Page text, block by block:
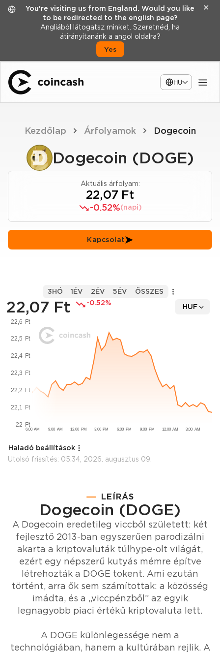
You're visiting us from England. Would you like
to be redirected to the english page?
Angliából látogatsz minket. Szeretnéd, ha
átirányítanánk a angol oldalra?
Yes
✕
HU
Kezdőlap Árfolyamok Dogecoin
Dogecoin (DOGE)
Aktuális árfolyam:
22,07 Ft
-0.52%(napi)
Kapcsolat
22,07 Ft -0.52% HUF
3HÓ 1ÉV 2ÉV 5ÉV ÖSSZES
Haladó beállítások
Utolsó frissítés: 05:34, 2026. augusztus 09.
LEÍRÁS
Dogecoin (DOGE)
A Dogecoin eredetileg viccből született: két
fejlesztő 2013-ban egyszerűen parodizálni
akarta a kriptovaluták túlhype-olt világát,
ezért egy népszerű kutyás mémre építve
létrehozták a DOGE tokent. Ami ezután
történt, arra ők sem számítottak: a közösség
imádta, és a „viccpénzből” az egyik
legnagyobb piaci értékű kriptovaluta lett.
A DOGE különlegessége nem a
technológiában, hanem a kultúrában rejlik. A